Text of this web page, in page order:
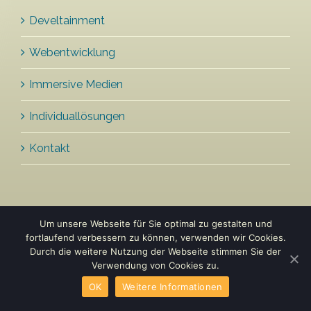
Develtainment
Webentwicklung
Immersive Medien
Individuallösungen
Kontakt
2011 - 2018 © develtainment |Impressum|
Datenschutzerklärung
Um unsere Webseite für Sie optimal zu gestalten und
fortlaufend verbessern zu können, verwenden wir Cookies.
Durch die weitere Nutzung der Webseite stimmen Sie der
Verwendung von Cookies zu.
OK
Weitere Informationen